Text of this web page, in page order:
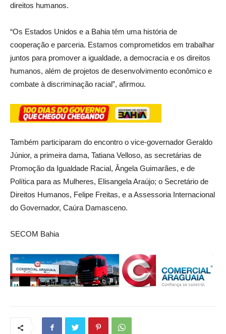
direitos humanos.
“Os Estados Unidos e a Bahia têm uma história de
cooperação e parceria. Estamos comprometidos em trabalhar
juntos para promover a igualdade, a democracia e os direitos
humanos, além de projetos de desenvolvimento econômico e
combate à discriminação racial”, afirmou.
Também participaram do encontro o vice-governador Geraldo
Júnior, a primeira dama, Tatiana Velloso, as secretárias de
Promoção da Igualdade Racial, Ângela Guimarães, e de
Política para as Mulheres, Elisangela Araújo; o Secretário de
Direitos Humanos, Felipe Freitas, e a Assessoria Internacional
do Governador, Caúra Damasceno.
SECOM Bahia